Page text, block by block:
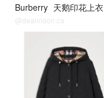
Burberry 天鹅印花上衣
@dealmoon.ca